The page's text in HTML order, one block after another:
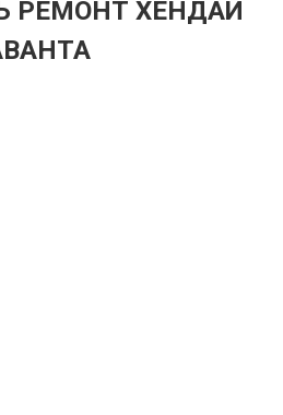
РЕМОНТ ХЕНДАЙ